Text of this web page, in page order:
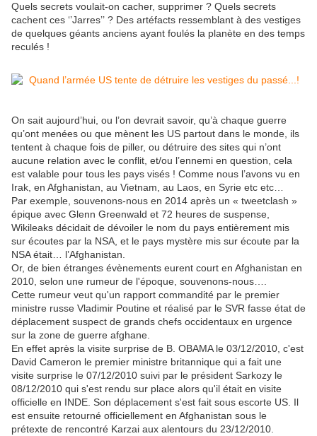
Quels secrets voulait-on cacher, supprimer ? Quels secrets
cachent ces ‘’Jarres’’ ? Des artéfacts ressemblant à des vestiges
de quelques géants anciens ayant foulés la planète en des temps
reculés !
On sait aujourd’hui, ou l’on devrait savoir, qu’à chaque guerre
qu’ont menées ou que mènent les US partout dans le monde, ils
tentent à chaque fois de piller, ou détruire des sites qui n’ont
aucune relation avec le conflit, et/ou l’ennemi en question, cela
est valable pour tous les pays visés ! Comme nous l’avons vu en
Irak, en Afghanistan, au Vietnam, au Laos, en Syrie etc etc…
Par exemple, souvenons-nous en 2014 après un « tweetclash »
épique avec Glenn Greenwald et 72 heures de suspense,
Wikileaks décidait de dévoiler le nom du pays entièrement mis
sur écoutes par la NSA, et le pays mystère mis sur écoute par la
NSA était… l’Afghanistan.
Or, de bien étranges évènements eurent court en Afghanistan en
2010, selon une rumeur de l'époque, souvenons-nous….
Cette rumeur veut qu'un rapport commandité par le premier
ministre russe Vladimir Poutine et réalisé par le SVR fasse état de
déplacement suspect de grands chefs occidentaux en urgence
sur la zone de guerre afghane.
En effet après la visite surprise de B. OBAMA le 03/12/2010, c'est
David Cameron le premier ministre britannique qui a fait une
visite surprise le 07/12/2010 suivi par le président Sarkozy le
08/12/2010 qui s'est rendu sur place alors qu'il était en visite
officielle en INDE. Son déplacement s'est fait sous escorte US. Il
est ensuite retourné officiellement en Afghanistan sous le
prétexte de rencontré Karzai aux alentours du 23/12/2010.